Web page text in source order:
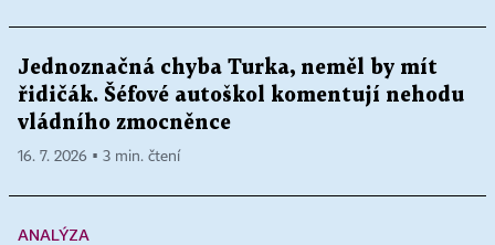
Jednoznačná chyba Turka, neměl by mít
řidičák. Šéfové autoškol komentují nehodu
vládního zmocněnce
16. 7. 2026 ▪ 3 min. čtení
ANALÝZA